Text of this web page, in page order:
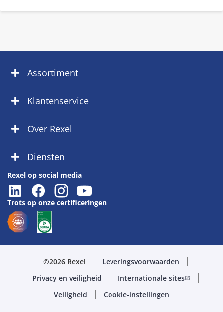
Assortiment
Klantenservice
Over Rexel
Diensten
Rexel op social media
Trots op onze certificeringen
©2026 Rexel
Leveringsvoorwaarden
Privacy en veiligheid
Internationale sitesopen_in_new
Veiligheid Cookie-instellingen